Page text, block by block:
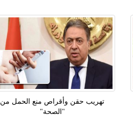
تهريب حقن وأقراص منع الحمل من
"الصحة"